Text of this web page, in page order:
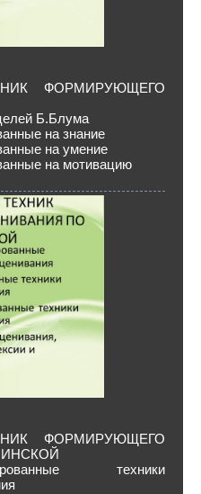
ФОРМИРУЮЩЕГО
Б.Блума
на знание
на умение
на мотивацию
ФОРМИРУЮЩЕГО
техники